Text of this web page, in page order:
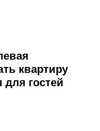
квартиру
гостей